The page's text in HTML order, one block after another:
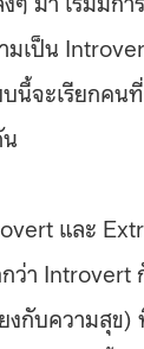
มเป็น
บนี้จะเรียก
และ
ว่า
งกับความสุข